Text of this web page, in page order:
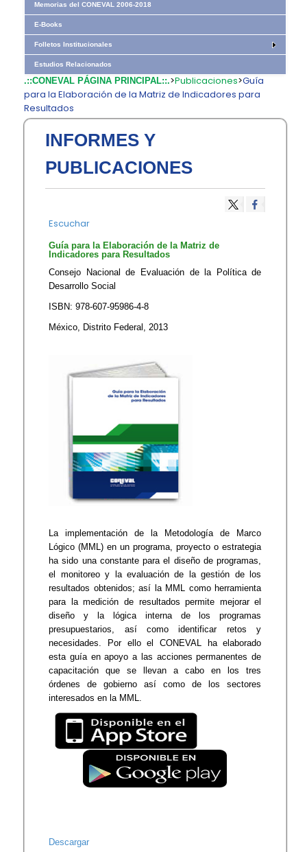
Memorias del CONEVAL 2006-2018
E-Books
Folletos Institucionales
Estudios Relacionados
.::CONEVAL PÁGINA PRINCIPAL::.>Publicaciones>Guía
para la Elaboración de la Matriz de Indicadores para
Resultados
INFORMES Y
PUBLICACIONES
Escuchar
​​​Guía para la Elaboración de la Matriz de
Indicadores para Resultados​​
Consejo Nacional de Evaluación de la Política de
Desarrollo Social
ISBN: 978-607-95986-4-8
México, Distrito Federal, 2013
La implementación de la Metodología de Marco
Lógico (MML) en un programa, proyecto o estrategia
ha sido una constante para el diseño de programas,
el monitoreo y la evaluación de la gestión de los
resultados obtenidos; así la MML como herramienta
para la medición de resultados permite mejorar el
diseño y la lógica interna de los programas
presupuestarios, así como identificar retos y
necesidades. Por ello el CONEVAL ha elaborado
esta guía en apoyo a las acciones permanentes de
capacitación que se llevan a cabo en los tres
órdenes de gobierno así como de los sectores
interesados en la MML.
Descargar